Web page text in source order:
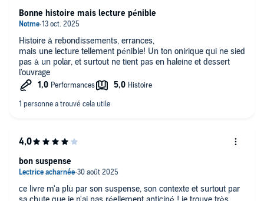
Histoire à rebondissements, errances,
mais une lecture tellement pénible! Un ton onirique qui ne sied
pas à un polar, et surtout ne tient pas en haleine et dessert
l'ouvrage
Bonne histoire mais lecture pénible
ce livre m'a plu par son suspense, son contexte et surtout par
bon suspense